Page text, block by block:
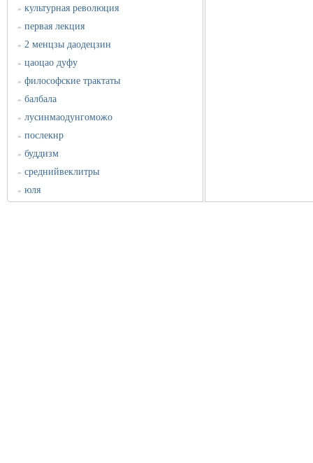
» культурная революция
» первая лекция
» 2 менцзы даодецзин
» цаоцао дуфу
» философские трактаты
» балбала
» лусинмаодунгоможо
» послекнр
» буддизм
» среднийвеклитры
» юля